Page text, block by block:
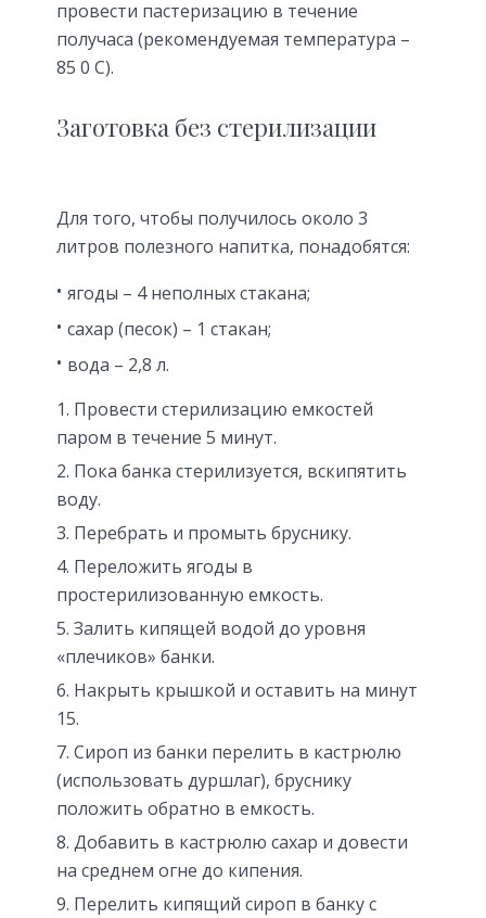
провести пастеризацию в течение
получаса (рекомендуемая температура –
85 0 С).
Заготовка без стерилизации
Для того, чтобы получилось около 3
литров полезного напитка, понадобятся:
ягоды – 4 неполных стакана;
сахар (песок) – 1 стакан;
вода – 2,8 л.
Провести стерилизацию емкостей
паром в течение 5 минут.
Пока банка стерилизуется, вскипятить
воду.
Перебрать и промыть бруснику.
Переложить ягоды в
простерилизованную емкость.
Залить кипящей водой до уровня
«плечиков» банки.
Накрыть крышкой и оставить на минут
15.
Сироп из банки перелить в кастрюлю
(использовать дуршлаг), бруснику
положить обратно в емкость.
Добавить в кастрюлю сахар и довести
на среднем огне до кипения.
Перелить кипящий сироп в банку с